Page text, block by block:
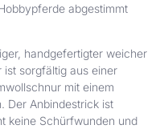
abgestimmt
handgefertigter weicher
ist sorgfältig aus einer
mit einem
Der Anbindestrick ist
keine Schürfwunden und